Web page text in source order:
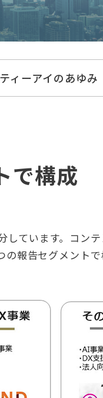
ィーアイのあゆみ
で構成
しています。コン
報告セグメントで